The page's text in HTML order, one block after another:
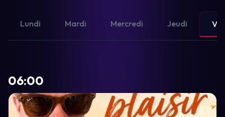
Lundi Mardi Mercredi Jeudi
06:00